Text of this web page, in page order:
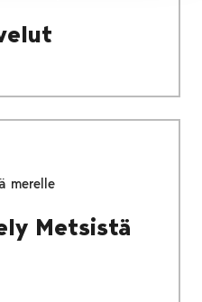
merelle
Metsistä